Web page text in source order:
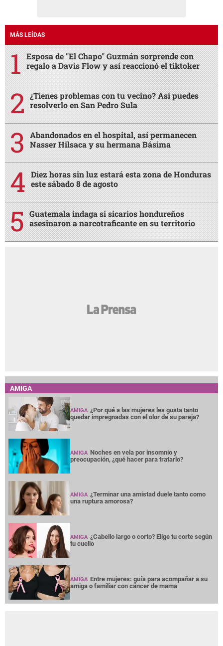
MÁS LEÍDAS
Esposa de "El Chapo" Guzmán sorprende con
regalo a Davis Flow y así reaccionó el tiktoker
¿Tienes problemas con tu vecino? Así puedes
resolverlo en San Pedro Sula
Abandonados en el hospital, así permanecen
Nasser Hilsaca y su hermana Básima
Diez horas sin luz estará esta zona de Honduras
este sábado 8 de agosto
Guatemala indaga si sicarios hondureños
asesinaron a narcotraficante en su territorio
AMIGA
AMIGA ¿Por qué a las mujeres les gusta tanto
quedar impregnadas con el olor de su pareja?
AMIGA Noches en vela por insomnio y
preocupación, ¿qué hacer para tratarlo?
AMIGA ¿Terminar una amistad duele tanto como
una ruptura amorosa?
AMIGA ¿Cabello largo o corto? Elige tu corte según
tu cuello
AMIGA Entre mujeres: guía para acompañar a su
amiga o familiar con cáncer de mama